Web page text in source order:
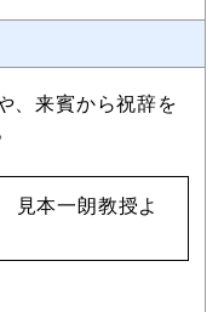
、来賓から祝辞を
見本一朗教授よ